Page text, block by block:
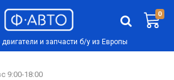
0
двигатели и запчасти б/у из Европы
9:00-18:00